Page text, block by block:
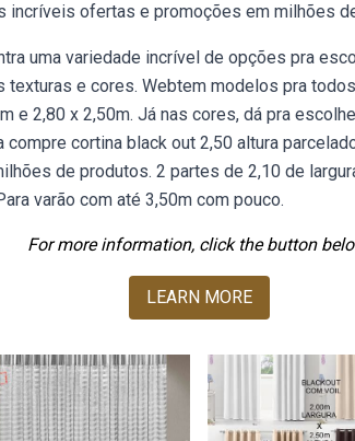
incríveis ofertas e promoções em milhões
uma variedade incrível de opções pra
e cores. Webtem modelos pra
e 2,80 x 2,50m. Já nas cores, dá pra
cortina black out 2,50 altura
de produtos. 2 partes de 2,10 de
varão com até 3,50m com pouco.
For more information, click the button
LEARN MORE